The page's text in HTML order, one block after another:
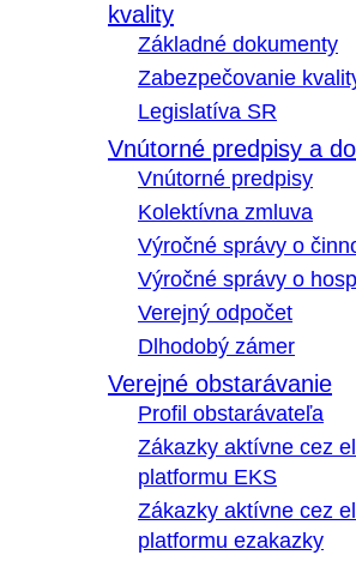
kvality
Základné dokumenty
Zabezpečovanie
Legislatíva SR
Vnútorné predpisy a
Vnútorné predpisy
Kolektívna zmluva
Výročné správy o
Výročné správy o
Verejný odpočet
Dlhodobý zámer
Verejné obstarávanie
Profil obstarávateľa
Zákazky aktívne cez
platformu EKS
Zákazky aktívne cez
platformu ezakazky